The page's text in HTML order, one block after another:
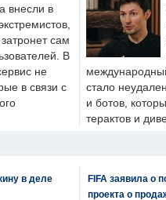
внесли в
сам
В
не
в связи с
стало
и ботов,
терактов и
в деле
FIFA заявила о
проекта о